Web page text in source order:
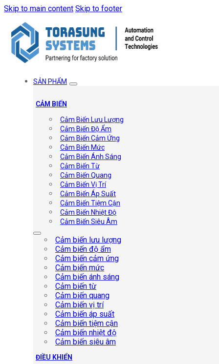
Skip to main content Skip to footer
SẢN PHẨM
CẢM BIẾN
Cảm Biến Lưu Lượng
Cảm Biến Độ Ẩm
Cảm Biến Cảm Ứng
Cảm Biến Mức
Cảm Biến Ánh Sáng
Cảm Biến Từ
Cảm Biến Quang
Cảm Biến Vị Trí
Cảm Biến Áp Suất
Cảm Biến Tiệm Cận
Cảm Biến Nhiệt Độ
Cảm Biến Siêu Âm
Cảm biến lưu lượng
Cảm biến độ ẩm
Cảm biến cảm ứng
Cảm biến mức
Cảm biến ánh sáng
Cảm biến từ
Cảm biến quang
Cảm biến vị trí
Cảm biến áp suất
Cảm biến tiệm cận
Cảm biến nhiệt độ
Cảm biến siêu âm
ĐIỀU KHIỂN